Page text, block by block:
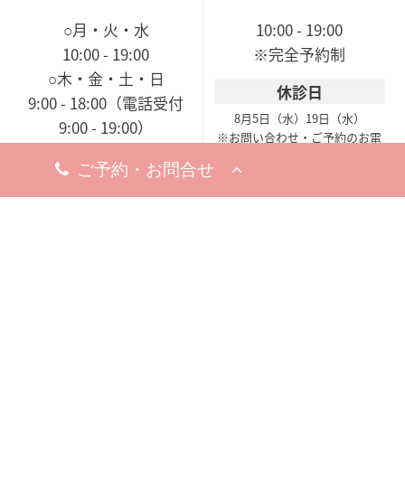
○月・火・水
10:00 - 19:00
○木・金・土・日
9:00 - 18:00（電話受付
9:00 - 19:00）
10:00 - 19:00
※完全予約制
休診日
8月5日（水） 19日（水）
※お問い合わせ・ご予約のお電